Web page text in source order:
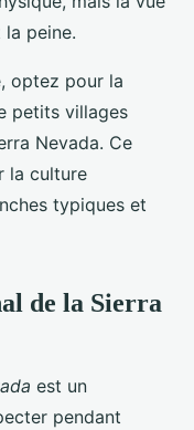
peine.
optez pour la
petits villages
Nevada. Ce
la culture
typiques et
de la Sierra
est un
pendant